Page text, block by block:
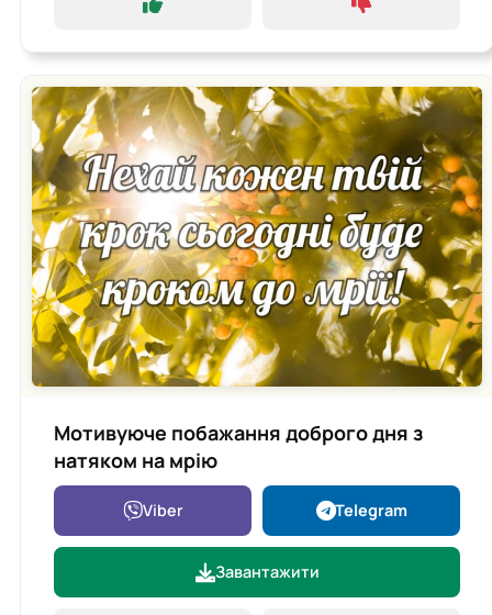
Мотивуюче побажання доброго дня з
натяком на мрію
Viber Telegram
Завантажити